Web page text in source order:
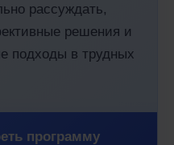
рассуждать,
решения и
подходы в трудных
программу